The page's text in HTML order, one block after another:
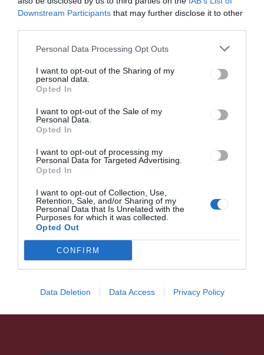
Downstream Participants that may further disclose it to other
Personal Data Processing Opt Outs
I want to opt-out of the Sharing of my
personal data.
Opted In
I want to opt-out of the Sale of my
Personal Data.
Opted In
I want to opt-out of processing my
Personal Data for Targeted Advertising.
Opted In
I want to opt-out of Collection, Use,
Retention, Sale, and/or Sharing of my
Personal Data that Is Unrelated with the
Purposes for which it was collected.
Opted Out
CONFIRM
Data Deletion Data Access Privacy Policy
eladás a kizárólagos célom, sokkal
közben néha még barátságok is
születnek. Mert egy jó üzlet alapja
mindig a bizalom. Na meg néha egy jól
időzített poén. A mai rohanó világban
végezhetek, ami nem unalmas, nem
kiszámítható, viszont minden nap
ott a csapat, akik úgy indítanak újra,
mint egy jó kávéfőzőt: egy kis zúgás